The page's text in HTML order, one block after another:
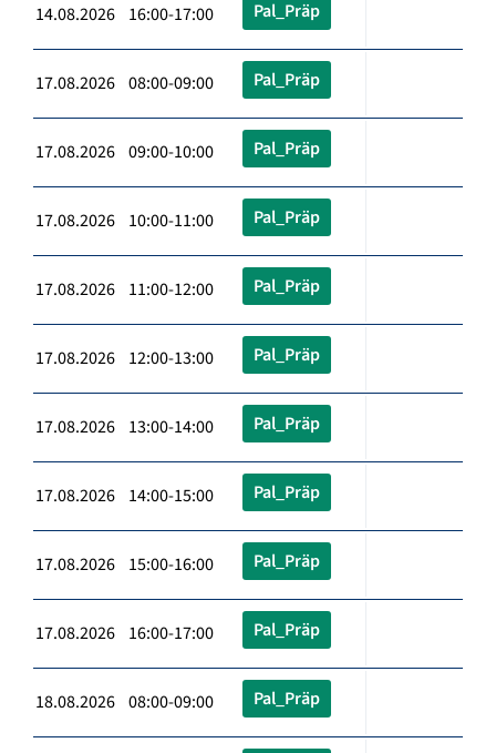
14.08.2026 16:00-17:00 Pal_Präp
17.08.2026 08:00-09:00 Pal_Präp
17.08.2026 09:00-10:00 Pal_Präp
17.08.2026 10:00-11:00 Pal_Präp
17.08.2026 11:00-12:00 Pal_Präp
17.08.2026 12:00-13:00 Pal_Präp
17.08.2026 13:00-14:00 Pal_Präp
17.08.2026 14:00-15:00 Pal_Präp
17.08.2026 15:00-16:00 Pal_Präp
17.08.2026 16:00-17:00 Pal_Präp
18.08.2026 08:00-09:00 Pal_Präp